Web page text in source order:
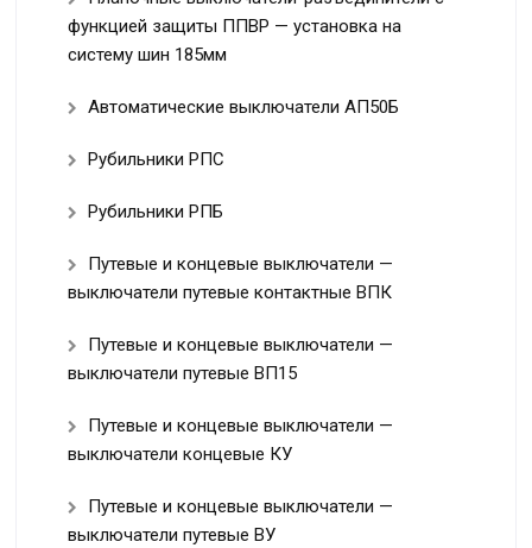
функцией защиты ППВР — установка на
систему шин 185мм
Автоматические выключатели АП50Б
Рубильники РПС
Рубильники РПБ
Путевые и концевые выключатели —
выключатели путевые контактные ВПК
Путевые и концевые выключатели —
выключатели путевые ВП15
Путевые и концевые выключатели —
выключатели концевые КУ
Путевые и концевые выключатели —
выключатели путевые ВУ